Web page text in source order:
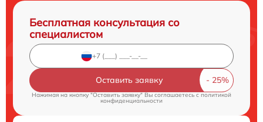
Бесплатная консультация со
специалистом
Оставить заявку
Нажимая на кнопку "Оставить заявку" Вы соглашаетесь cполитикой
конфиденциальности